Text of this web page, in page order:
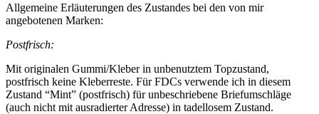
Allgemeine Erläuterungen des Zustandes bei den von mir
angebotenen Marken:
Postfrisch:
Mit originalen Gummi/Kleber in unbenutztem Topzustand,
postfrisch keine Kleberreste. Für FDCs verwende ich in diesem
Zustand “Mint” (postfrisch) für unbeschriebene Briefumschläge
(auch nicht mit ausradierter Adresse) in tadellosem Zustand.